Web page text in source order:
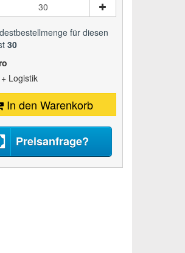
für diesen
30
Logistik
In den Warenkorb
Preisanfrage?